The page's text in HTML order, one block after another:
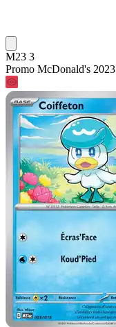
M23 3
Promo McDonald's 2023